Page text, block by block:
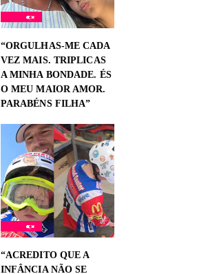
“ORGULHAS-ME CADA
VEZ MAIS. TRIPLICAS
A MINHA BONDADE. ÉS
O MEU MAIOR AMOR.
PARABÉNS FILHA”
“ACREDITO QUE A
INFÂNCIA NÃO SE